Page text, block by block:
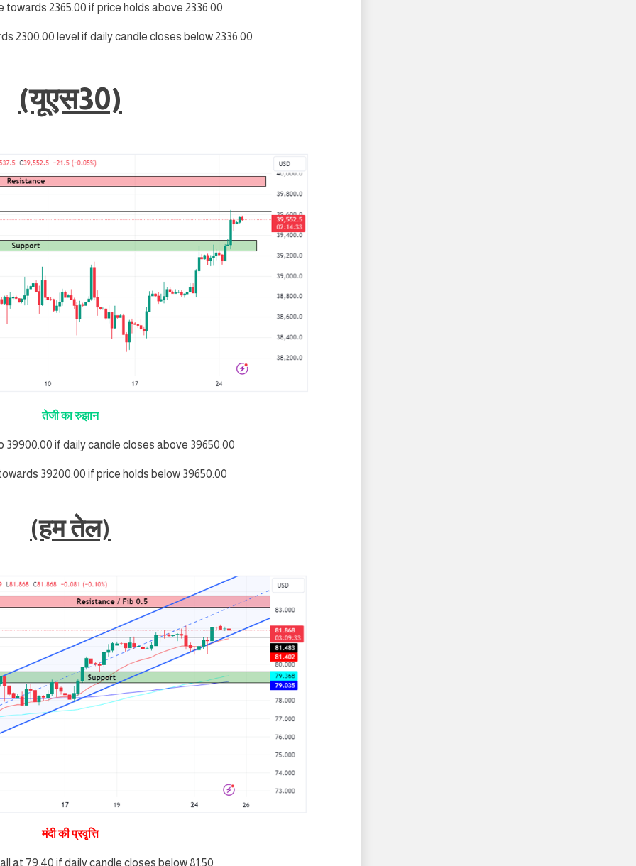
towards 2365.00 if price holds above 2336.00
2300.00 level if daily candle closes below 2336.00
(यूएस30)
तेजी का रुझान
39900.00 if daily candle closes above 39650.00
39200.00 if price holds below 39650.00
(हम तेल)
मंदी की प्रवृत्ति
at 79.40 if daily candle closes below 81.50